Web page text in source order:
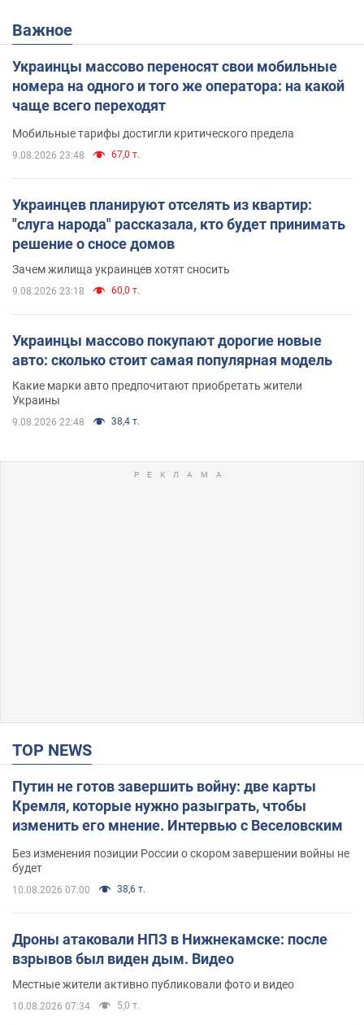
Важное
Украинцы массово переносят свои мобильные
номера на одного и того же оператора: на какой
чаще всего переходят
Мобильные тарифы достигли критического предела
9.08.2026 23:48 67,0 т.
Украинцев планируют отселять из квартир:
"слуга народа" рассказала, кто будет принимать
решение о сносе домов
Зачем жилища украинцев хотят сносить
9.08.2026 23:18 60,0 т.
Украинцы массово покупают дорогие новые
авто: сколько стоит самая популярная модель
Какие марки авто предпочитают приобретать жители
Украины
9.08.2026 22:48 38,4 т.
TOP NEWS
Путин не готов завершить войну: две карты
Кремля, которые нужно разыграть, чтобы
изменить его мнение. Интервью с Веселовским
Без изменения позиции России о скором завершении войны не
будет
10.08.2026 07:00 38,6 т.
Дроны атаковали НПЗ в Нижнекамске: после
взрывов был виден дым. Видео
Местные жители активно публиковали фото и видео
10.08.2026 07:34 5,0 т.